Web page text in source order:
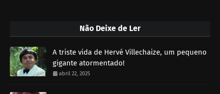
Não Deixe de Ler
A triste vida de Hervé Villechaize, um pequeno
gigante atormentado!
abril 22, 2025